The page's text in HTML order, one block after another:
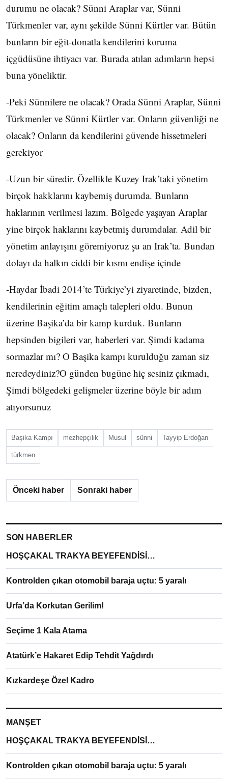
durumu ne olacak? Sünni Araplar var, Sünni
Türkmenler var, aynı şekilde Sünni Kürtler var. Bütün
bunların bir eğit-donatla kendilerini koruma
içgüdüsüne ihtiyacı var. Burada atılan adımların hepsi
buna yöneliktir.
-Peki Sünnilere ne olacak? Orada Sünni Araplar, Sünni
Türkmenler ve Sünni Kürtler var. Onların güvenliği ne
olacak? Onların da kendilerini güvende hissetmeleri
gerekiyor
-Uzun bir süredir. Özellikle Kuzey Irak’taki yönetim
birçok hakklarını kaybemiş durumda. Bunların
haklarının verilmesi lazım. Bölgede yaşayan Araplar
yine birçok haklarını kaybetmiş durumdalar. Adil bir
yönetim anlayışını göremiyoruz şu an Irak’ta. Bundan
dolayı da halkın ciddi bir kısmı endişe içinde
-Haydar İbadi 2014’te Türkiye’yi ziyaretinde, bizden,
kendilerinin eğitim amaçlı talepleri oldu. Bunun
üzerine Başika’da bir kamp kurduk. Bunların
hepsinden bigileri var, haberleri var. Şimdi kadama
sormazlar mı? O Başika kampı kurulduğu zaman siz
neredeydiniz?O günden bugüne hiç sesiniz çıkmadı,
Şimdi bölgedeki gelişmeler üzerine böyle bir adım
atıyorsunuz
Başika Kampı mezhepçilik Musul sünni Tayyip Erdoğan
türkmen
Önceki haber Sonraki haber
SON HABERLER
HOŞÇAKAL TRAKYA BEYEFENDİSİ…
Kontrolden çıkan otomobil baraja uçtu: 5 yaralı
Urfa’da Korkutan Gerilim!
Seçime 1 Kala Atama
Atatürk’e Hakaret Edip Tehdit Yağdırdı
Kızkardeşe Özel Kadro
MANŞET
HOŞÇAKAL TRAKYA BEYEFENDİSİ…
Kontrolden çıkan otomobil baraja uçtu: 5 yaralı